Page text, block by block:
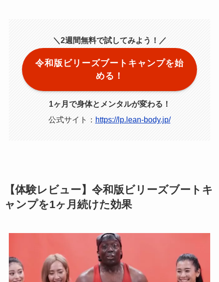
＼2週間無料で試してみよう！／
令和版ビリーズブートキャンプを始
める！
1ヶ月で身体とメンタルが変わる！
公式サイト： https://lp.lean-body.jp/
【体験レビュー】令和版ビリーズブートキ
ャンプを1ヶ月続けた効果